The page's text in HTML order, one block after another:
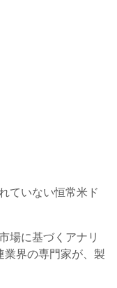
ていない恒常米ド
場に基づくアナリ
業界の専門家が、製